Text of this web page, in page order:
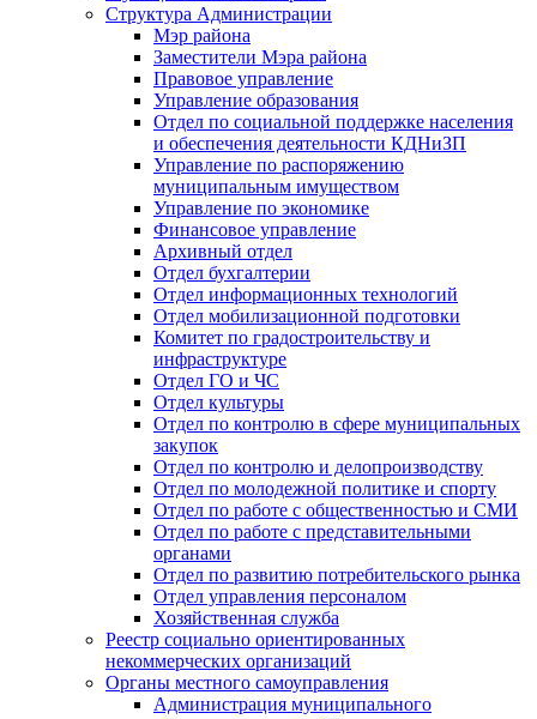
Структура Администрации
Мэр района
Заместители Мэра района
Правовое управление
Управление образования
Отдел по социальной поддержке населения
и обеспечения деятельности КДНиЗП
Управление по распоряжению
муниципальным имуществом
Управление по экономике
Финансовое управление
Архивный отдел
Отдел бухгалтерии
Отдел информационных технологий
Отдел мобилизационной подготовки
Комитет по градостроительству и
инфраструктуре
Отдел ГО и ЧС
Отдел культуры
Отдел по контролю в сфере муниципальных
закупок
Отдел по контролю и делопроизводству
Отдел по молодежной политике и спорту
Отдел по работе с общественностью и СМИ
Отдел по работе с представительными
органами
Отдел по развитию потребительского рынка
Отдел управления персоналом
Хозяйственная служба
Реестр социально ориентированных
некоммерческих организаций
Органы местного самоуправления
Администрация муниципального